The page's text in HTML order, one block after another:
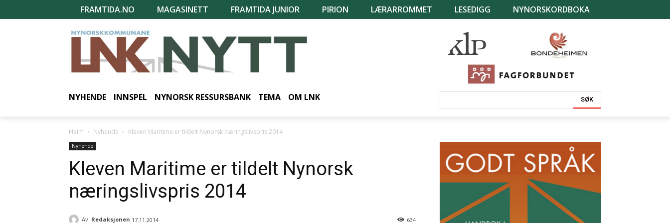
FRAMTIDA.NO MAGASINETT FRAMTIDA JUNIOR PIRION LÆRARROMMET LESEDIGG NYNORSKORDBOKA
NYHENDE INNSPEL NYNORSK RESSURSBANK TEMA OM LNK SØK
Heim Nyhende Kleven Maritime er tildelt Nynorsk næringslivspris 2014
Nyhende
Kleven Maritime er tildelt Nynorsk
næringslivspris 2014
Av Redaksjonen 17.11.2014 634